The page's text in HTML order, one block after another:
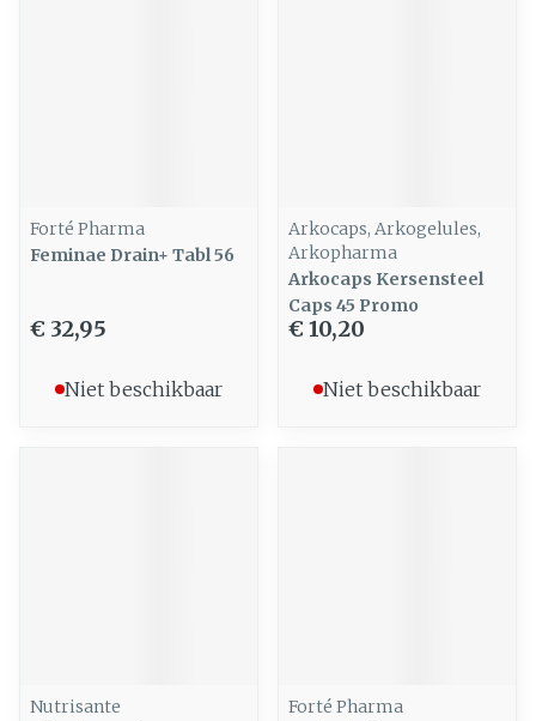
Forté Pharma
Feminae Drain+ Tabl 56
€ 32,95
Niet beschikbaar
Arkocaps, Arkogelules,
Arkopharma
Arkocaps Kersensteel
Caps 45 Promo
€ 10,20
Niet beschikbaar
Nutrisante
Forté Pharma